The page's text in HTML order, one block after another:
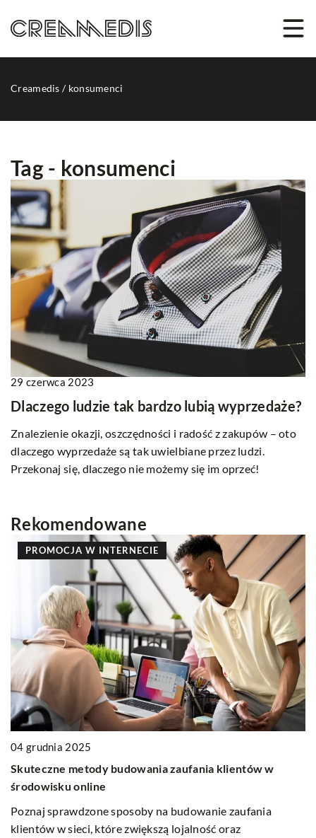
Creamedis / konsumenci
Tag - konsumenci
29 czerwca 2023
Dlaczego ludzie tak bardzo lubią wyprzedaże?
Znalezienie okazji, oszczędności i radość z zakupów – oto
dlaczego wyprzedaże są tak uwielbiane przez ludzi.
Przekonaj się, dlaczego nie możemy się im oprzeć!
Rekomendowane
PROMOCJA W INTERNECIE
04 grudnia 2025
Skuteczne metody budowania zaufania klientów w
środowisku online
Poznaj sprawdzone sposoby na budowanie zaufania
klientów w sieci, które zwiększą lojalność oraz